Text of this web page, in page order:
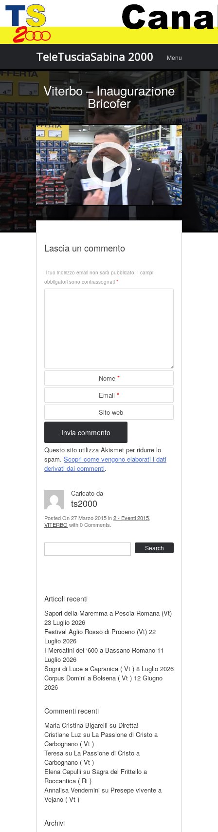
TeleTusciaSabina 2000
content
Menu
Viterbo – Inaugurazione
Bricofer
Lascia un commento
Il tuo indirizzo email non sarà pubblicato. I campi
obbligatori sono contrassegnati *
Nome *
Email *
Sito web
Questo sito utilizza Akismet per ridurre lo
spam. Scopri come vengono elaborati i dati
derivati dai commenti.
Caricato da
ts2000
Posted On 27 Marzo 2015 in2 - Eventi 2015
VITERBO with 0 Comments.
Articoli recenti
Sapori della Maremma a Pescia Romana (Vt)
23 Luglio 2026
Festival Aglio Rosso di Proceno (Vt) 22
Luglio 2026
I Mercatini del ‘600 a Bassano Romano 11
Luglio 2026
Sogni di Luce a Capranica ( Vt ) 8 Luglio 2026
Corpus Domini a Bolsena ( Vt ) 12 Giugno
2026
Commenti recenti
Maria Cristina Bigarelli su Diretta!
Cristiane Luz su La Passione di Cristo a
Carbognano ( Vt )
Teresa su La Passione di Cristo a
Carbognano ( Vt )
Elena Capulli su Sagra del Frittello a
Roccantica ( Ri )
Annalisa Vendemini su Presepe vivente a
Vejano ( Vt )
Archivi